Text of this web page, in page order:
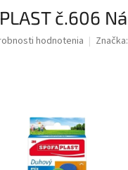
č.606
hodnotenia Značka: